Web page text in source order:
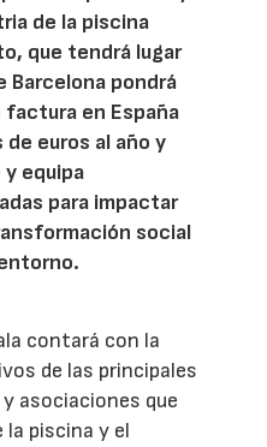
de la piscina
que tendrá lugar
Barcelona pondrá
en España
euros al año y
equipa
para impactar
social
contará con la
de las principales
asociaciones que
piscina y el